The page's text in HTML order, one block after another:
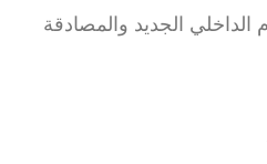
الجديد والمصادقة